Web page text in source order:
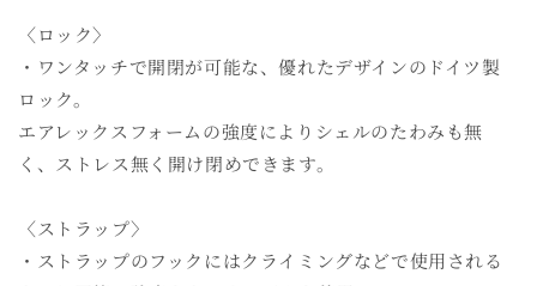
〈ロック〉
・ワンタッチで開閉が可能な、優れたデザインのドイツ製
ロック。
エアレックスフォームの強度によりシェルのたわみも無
く、ストレス無く開け閉めできます。
〈ストラップ〉
・ストラップのフックにはクライミングなどで使用される